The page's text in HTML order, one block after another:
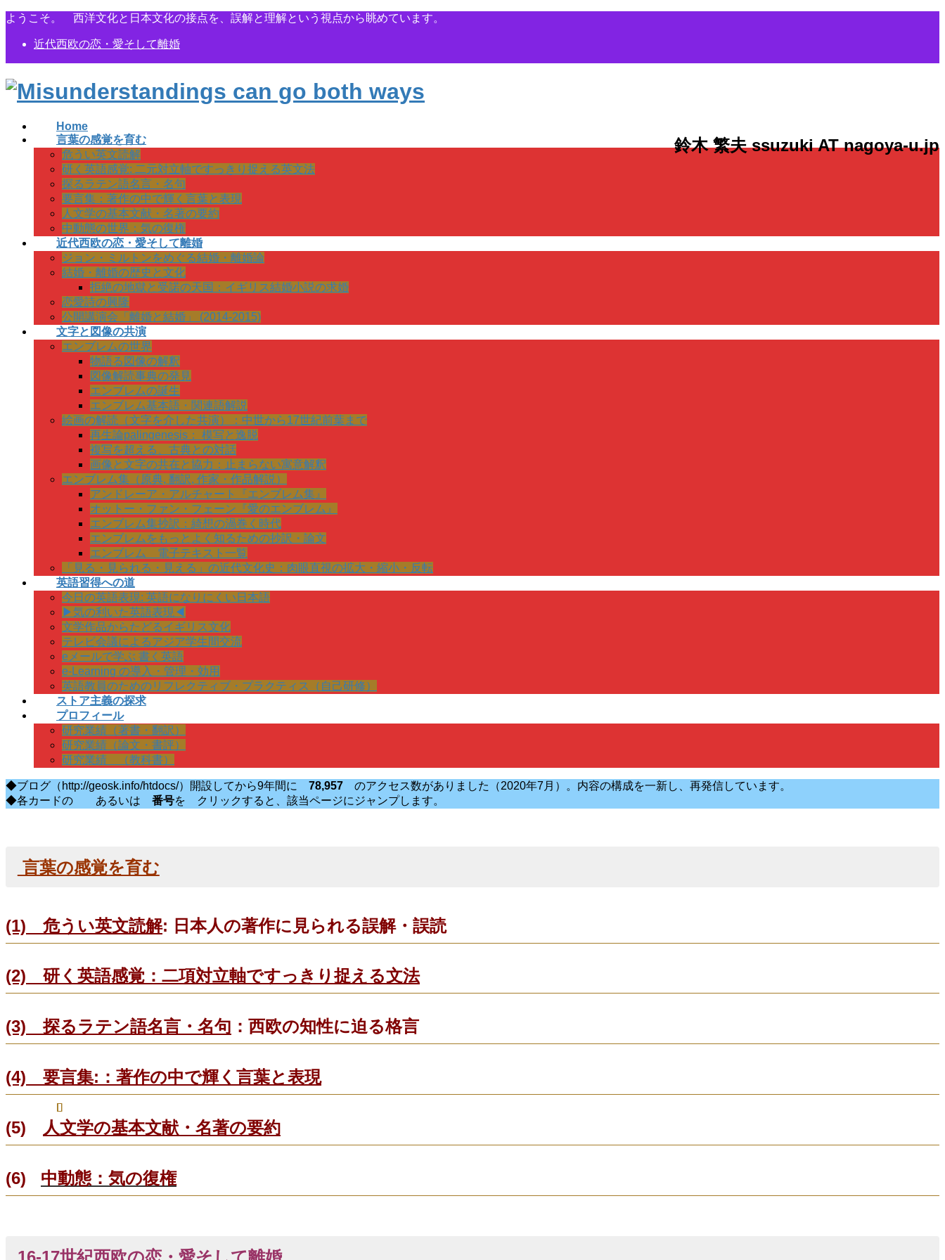
コ
ン
ツ
に
ナ
ー
シ
ョ
ようこそ。 西洋文化と日本文化の接点を、誤解と理解という視点から眺めています。
近代西欧の恋・愛そして離婚
鈴木 繁夫 ssuzuki AT nagoya-u.jp
Home
言葉の感覚を育む
危うい英文読解
研く英語感覚: 二元対立軸ですっきり捉える英文法
探るラテン語名言・名句
要言集：著作の中で輝く言葉と表現
人文学の基本文献・名著の要約
中動態の世界：気の復権
近代西欧の恋・愛そして離婚
ジョン・ミルトンをめぐる結婚・離婚論
結婚・離婚の歴史と文化
拒絶の地獄と受諾の天国：イギリス結婚小説の求婚
恋愛詩の興隆
公開講演会「離婚と結婚」 (2014-2015)
文字と図像の共演
エンブレムの世界
物語る図像の解釈
図像解読事典の発見
エンブレムの誕生
エンブレム基本語・関連語解説
絵画の解読（文字を介した共演）：中世から17世紀前葉まで
再生論palingenesis： 模写と逸脱
複写を超える、古典との対話
画像と文字の共在と協力：止まらない寓意解釈
エンブレム集（原典, 翻訳, 作家・作品解説）
アンドレーア・アルチャート『エンブレム集』
オットー・ファン・フェーン『愛のエンブレム』
エンブレム集抄訳：綺想の渦巻く時代
エンブレムをもっとよく知るための抄訳・論文
エンブレム 電子テキスト一覧
「見る・見られる・見える」の近代文化史：肉眼直視の拡大・縮小・反転
英語習得への道
今日の英語表現: 英語になりにくい日本語
▶気の利いた英語表現◀
文学作品からたどるイギリス文化
テレビ会議によるアジア学生間交流
eメールで学ぶ 書く英語
e-Learning の導入・管理・効用
英語教員のためのリフレクティブ・プラクティス（自己研修）
ストア主義の探求
プロフィール
研究業績（著書・翻訳）
研究業績（論文・書評）
研究業績 （教科書）
◆ブログ（http://geosk.info/htdocs/）開設してから9年間に 78,957 のアクセス数がありました（2020年7月）。内容の構成を一新し、再発信しています。
◆各カードの
あるいは 番号を クリックすると、該当ページにジャンプします。
言葉の感覚を育む
(1) 危うい英文読解: 日本人の著作に見られる誤解・誤読
(2) 研く英語感覚：二項対立軸ですっきり捉える文法
(3) 探るラテン語名言・名句 ：西欧の知性に迫る格言
(4) 要言集: ：著作の中で輝く言葉と表現
(5) 人文学の基本文献・名著の要約
(6) 中動態：気の復権